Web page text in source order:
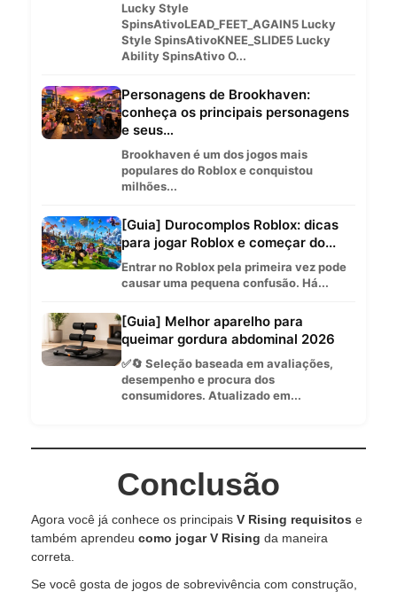
Lucky Style
SpinsAtivoLEAD_FEET_AGAIN5 Lucky
Style SpinsAtivoKNEE_SLIDE5 Lucky
Ability SpinsAtivo O...
Personagens de Brookhaven:
conheça os principais personagens
e seus…
Brookhaven é um dos jogos mais
populares do Roblox e conquistou
milhões...
[Guia] Durocomplos Roblox: dicas
para jogar Roblox e começar do...
Entrar no Roblox pela primeira vez pode
causar uma pequena confusão. Há...
[Guia] Melhor aparelho para
queimar gordura abdominal 2026
✅🔄 Seleção baseada em avaliações,
desempenho e procura dos
consumidores. Atualizado em...
Conclusão
Agora você já conhece os principais V Rising requisitos e
também aprendeu como jogar V Rising da maneira
correta.
Se você gosta de jogos de sobrevivência com construção,